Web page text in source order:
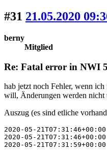
#31 21.05.2020
berny
Mitglied
Re: Fatal error in NWI 5
hab jetzt noch Fehler, wenn
will, Änderungen werden nicht
Auszug (es sind etliche
2020-05-
2020-05-
2020-05-